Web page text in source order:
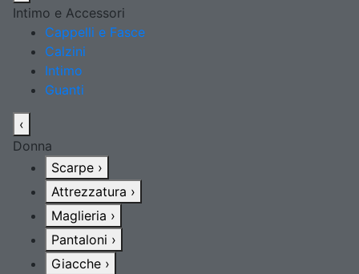
Intimo e Accessori
Cappelli e Fasce
Calzini
Intimo
Guanti
‹
Donna
Scarpe ›
Attrezzatura ›
Maglieria ›
Pantaloni ›
Giacche ›